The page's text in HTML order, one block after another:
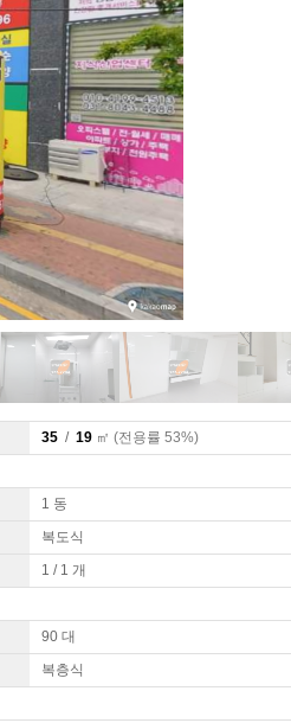
35 / 19 ㎡ (전용률 53%)
1 동
복도식
1 / 1 개
90 대
복층식